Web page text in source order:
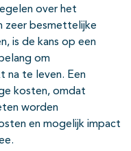
over het
zeer besmettelijke
is de kans op een
om
na te leven. Een
kosten, omdat
worden
en mogelijk impact